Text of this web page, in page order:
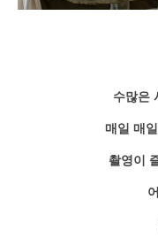
수많은
매일 매
촬영이